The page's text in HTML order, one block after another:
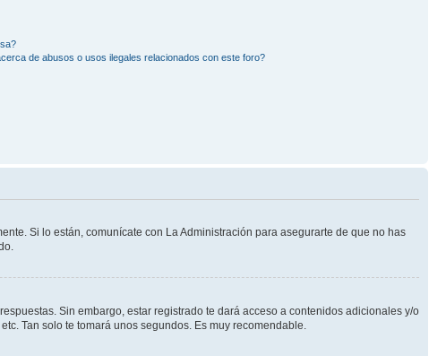
de abusos o usos ilegales relacionados con este foro?
Si lo están, comunícate con La Administración para asegurarte de que no has
Sin embargo, estar registrado te dará acceso a contenidos adicionales y/o
Tan solo te tomará unos segundos. Es muy recomendable.